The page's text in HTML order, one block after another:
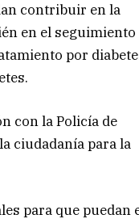
contribuir en la
en el seguimiento
por
con la Policía de
ciudadanía para la
para que puedan